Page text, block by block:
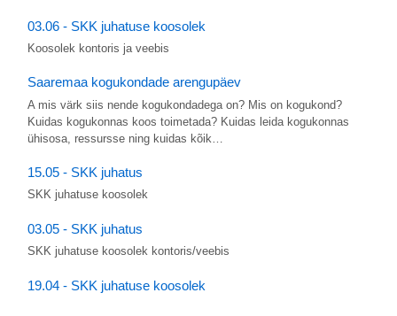
03.06 - SKK juhatuse koosolek
Koosolek kontoris ja veebis
Saaremaa kogukondade arengupäev
A mis värk siis nende kogukondadega on? Mis on kogukond?
Kuidas kogukonnas koos toimetada? Kuidas leida kogukonnas
ühisosa, ressursse ning kuidas kõik…
15.05 - SKK juhatus
SKK juhatuse koosolek
03.05 - SKK juhatus
SKK juhatuse koosolek kontoris/veebis
19.04 - SKK juhatuse koosolek